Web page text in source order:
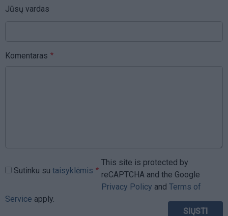
Jūsų vardas
Komentaras
Sutinku su taisyklėmis
This site is protected by
reCAPTCHA and the Google
Privacy Policy and Terms of
Service apply.